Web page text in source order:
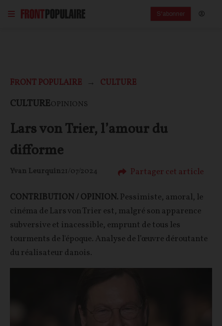
S'abonner
FRONT POPULAIRE CULTURE
CULTUREOPINIONS
Lars von Trier, l’amour du
difforme
Yvan Leurquin21/07/2024 Partager cet article
CONTRIBUTION / OPINION.Pessimiste, amoral, le
cinéma de Lars von Trier est, malgré son apparence
subversive et inacessible, emprunt de tous les
tourments de l'époque. Analyse de l’œuvre déroutante
du réalisateur danois.